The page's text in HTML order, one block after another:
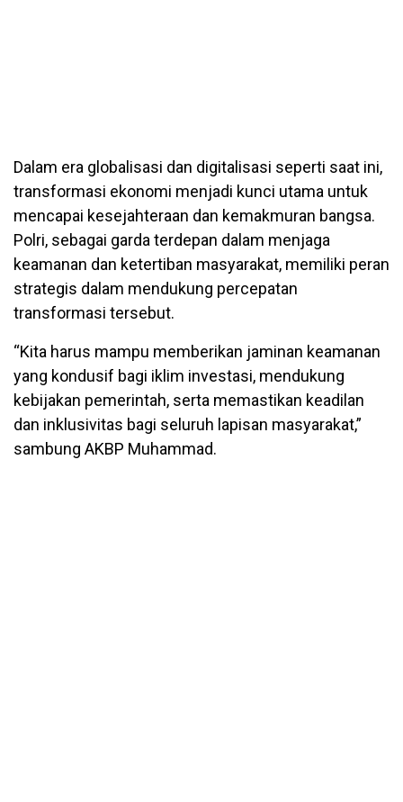
Dalam era globalisasi dan digitalisasi seperti saat ini,
transformasi ekonomi menjadi kunci utama untuk
mencapai kesejahteraan dan kemakmuran bangsa.
Polri, sebagai garda terdepan dalam menjaga
keamanan dan ketertiban masyarakat, memiliki peran
strategis dalam mendukung percepatan
transformasi tersebut.
“Kita harus mampu memberikan jaminan keamanan
yang kondusif bagi iklim investasi, mendukung
kebijakan pemerintah, serta memastikan keadilan
dan inklusivitas bagi seluruh lapisan masyarakat,”
sambung AKBP Muhammad.